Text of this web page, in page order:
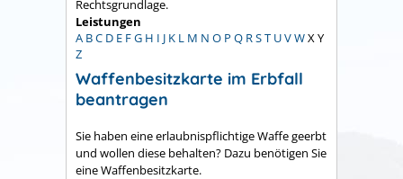
Rechtsgrundlage.
Leistungen
A BC D E FG H I J K L M N O P Q RST UVWX Y
Z
Waffenbesitzkarte im Erbfall
beantragen
Sie haben eine erlaubnispflichtige Waffe geerbt
und wollen diese behalten? Dazu benötigen Sie
eine Waffenbesitzkarte.